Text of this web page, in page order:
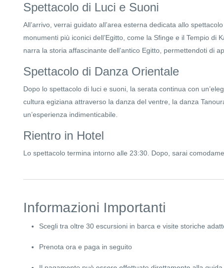
Spettacolo di Luci e Suoni
All’arrivo, verrai guidato all’area esterna dedicata allo
monumenti più iconici dell’Egitto, come la Sfinge e il Tempio
narra la storia affascinante dell’antico Egitto, permettendoti di
Spettacolo di Danza Orientale
Dopo lo spettacolo di luci e suoni, la serata continua con
cultura egiziana attraverso la danza del ventre, la danza
un’esperienza indimenticabile.
Rientro in Hotel
Lo spettacolo termina intorno alle 23:30. Dopo, sarai
Informazioni Importanti
Scegli tra oltre 30 escursioni in barca e visite storiche
Prenota ora e paga in seguito